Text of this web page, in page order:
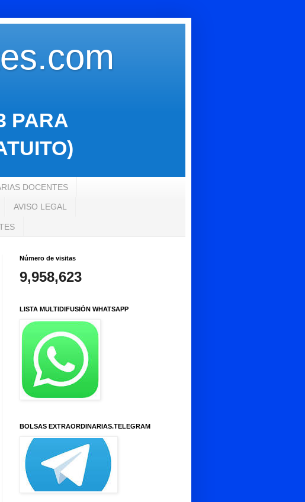
PARA
DOCENTES
AVISO LEGAL
Número de visitas
9,958,623
LISTA MULTIDIFUSIÓN WHATSAPP
BOLSAS EXTRAORDINARIAS.TELEGRAM